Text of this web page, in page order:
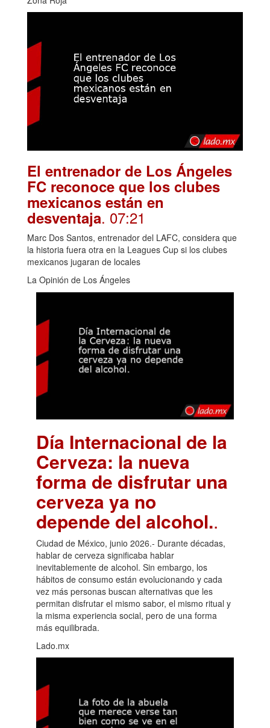
El entrenador de Los Ángeles
FC reconoce que los clubes
mexicanos están en
desventaja. 07:21
Marc Dos Santos, entrenador del LAFC, considera que
la historia fuera otra en la Leagues Cup si los clubes
mexicanos jugaran de locales
La Opinión de Los Ángeles
Día Internacional de la
Cerveza: la nueva
forma de disfrutar una
cerveza ya no
depende del alcohol..
Ciudad de México, junio 2026.- Durante décadas,
hablar de cerveza significaba hablar
inevitablemente de alcohol. Sin embargo, los
hábitos de consumo están evolucionando y cada
vez más personas buscan alternativas que les
permitan disfrutar el mismo sabor, el mismo ritual y
la misma experiencia social, pero de una forma
más equilibrada.
Lado.mx